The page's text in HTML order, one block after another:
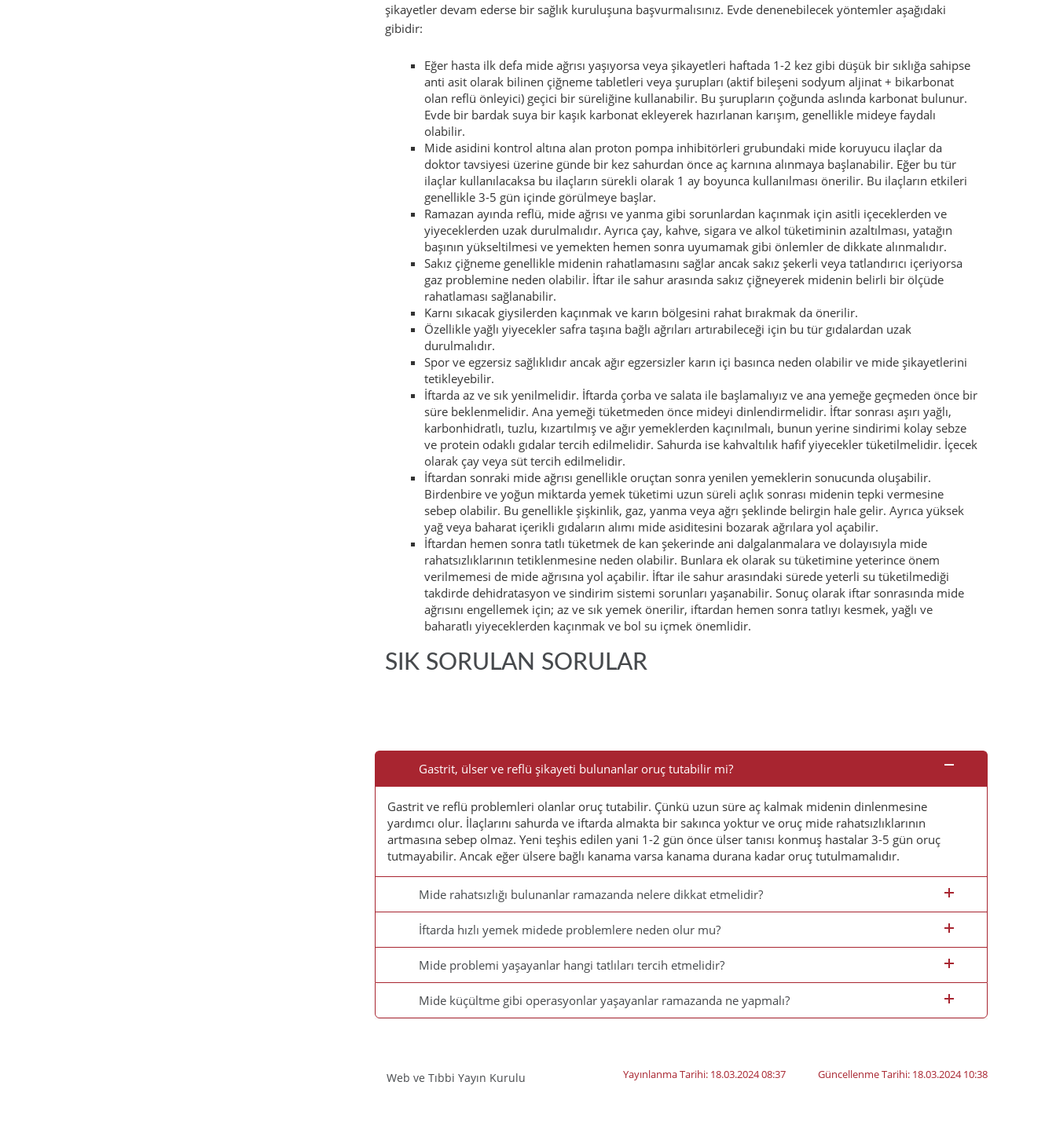
şikayetler devam ederse bir sağlık kuruluşuna başvurmalısınız. Evde denenebilecek yöntemler aşağıdaki
gibidir:
Eğer hasta ilk defa mide ağrısı yaşıyorsa veya şikayetleri haftada 1-2 kez gibi düşük bir sıklığa sahipse
anti asit olarak bilinen çiğneme tabletleri veya şurupları (aktif bileşeni sodyum aljinat + bikarbonat
olan reflü önleyici) geçici bir süreliğine kullanabilir. Bu şurupların çoğunda aslında karbonat bulunur.
Evde bir bardak suya bir kaşık karbonat ekleyerek hazırlanan karışım, genellikle mideye faydalı
olabilir.
Mide asidini kontrol altına alan proton pompa inhibitörleri grubundaki mide koruyucu ilaçlar da
doktor tavsiyesi üzerine günde bir kez sahurdan önce aç karnına alınmaya başlanabilir. Eğer bu tür
ilaçlar kullanılacaksa bu ilaçların sürekli olarak 1 ay boyunca kullanılması önerilir. Bu ilaçların etkileri
genellikle 3-5 gün içinde görülmeye başlar.
Ramazan ayında reflü, mide ağrısı ve yanma gibi sorunlardan kaçınmak için asitli içeceklerden ve
yiyeceklerden uzak durulmalıdır. Ayrıca çay, kahve, sigara ve alkol tüketiminin azaltılması, yatağın
başının yükseltilmesi ve yemekten hemen sonra uyumamak gibi önlemler de dikkate alınmalıdır.
Sakız çiğneme genellikle midenin rahatlamasını sağlar ancak sakız şekerli veya tatlandırıcı içeriyorsa
gaz problemine neden olabilir. İftar ile sahur arasında sakız çiğneyerek midenin belirli bir ölçüde
rahatlaması sağlanabilir.
Karnı sıkacak giysilerden kaçınmak ve karın bölgesini rahat bırakmak da önerilir.
Özellikle yağlı yiyecekler safra taşına bağlı ağrıları artırabileceği için bu tür gıdalardan uzak
durulmalıdır.
Spor ve egzersiz sağlıklıdır ancak ağır egzersizler karın içi basınca neden olabilir ve mide şikayetlerini
tetikleyebilir.
İftarda az ve sık yenilmelidir. İftarda çorba ve salata ile başlamalıyız ve ana yemeğe geçmeden önce bir
süre beklenmelidir. Ana yemeği tüketmeden önce mideyi dinlendirmelidir. İftar sonrası aşırı yağlı,
karbonhidratlı, tuzlu, kızartılmış ve ağır yemeklerden kaçınılmalı, bunun yerine sindirimi kolay sebze
ve protein odaklı gıdalar tercih edilmelidir. Sahurda ise kahvaltılık hafif yiyecekler tüketilmelidir. İçecek
olarak çay veya süt tercih edilmelidir.
İftardan sonraki mide ağrısı genellikle oruçtan sonra yenilen yemeklerin sonucunda oluşabilir.
Birdenbire ve yoğun miktarda yemek tüketimi uzun süreli açlık sonrası midenin tepki vermesine
sebep olabilir. Bu genellikle şişkinlik, gaz, yanma veya ağrı şeklinde belirgin hale gelir. Ayrıca yüksek
yağ veya baharat içerikli gıdaların alımı mide asiditesini bozarak ağrılara yol açabilir.
İftardan hemen sonra tatlı tüketmek de kan şekerinde ani dalgalanmalara ve dolayısıyla mide
rahatsızlıklarının tetiklenmesine neden olabilir. Bunlara ek olarak su tüketimine yeterince önem
verilmemesi de mide ağrısına yol açabilir. İftar ile sahur arasındaki sürede yeterli su tüketilmediği
takdirde dehidratasyon ve sindirim sistemi sorunları yaşanabilir. Sonuç olarak iftar sonrasında mide
ağrısını engellemek için; az ve sık yemek önerilir, iftardan hemen sonra tatlıyı kesmek, yağlı ve
baharatlı yiyeceklerden kaçınmak ve bol su içmek önemlidir.
SIK SORULAN SORULAR
Sorulan
Sorular
Gastrit, ülser ve reflü şikayeti bulunanlar oruç tutabilir mi?
Gastrit ve reflü problemleri olanlar oruç tutabilir. Çünkü uzun süre aç kalmak midenin dinlenmesine
yardımcı olur. İlaçlarını sahurda ve iftarda almakta bir sakınca yoktur ve oruç mide rahatsızlıklarının
artmasına sebep olmaz. Yeni teşhis edilen yani 1-2 gün önce ülser tanısı konmuş hastalar 3-5 gün oruç
tutmayabilir. Ancak eğer ülsere bağlı kanama varsa kanama durana kadar oruç tutulmamalıdır.
Mide rahatsızlığı bulunanlar ramazanda nelere dikkat etmelidir?
İftarda hızlı yemek midede problemlere neden olur mu?
Mide problemi yaşayanlar hangi tatlıları tercih etmelidir?
Mide küçültme gibi operasyonlar yaşayanlar ramazanda ne yapmalı?
Web ve Tıbbi Yayın Kurulu Güncellenme Tarihi: 18.03.2024 10:38
Yayınlanma Tarihi: 18.03.2024 08:37